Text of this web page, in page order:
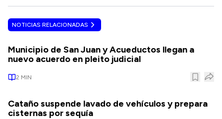
NOTICIAS RELACIONADAS
Municipio de San Juan y Acueductos llegan a
nuevo acuerdo en pleito judicial
2 MIN
Cataño suspende lavado de vehículos y prepara
cisternas por sequía